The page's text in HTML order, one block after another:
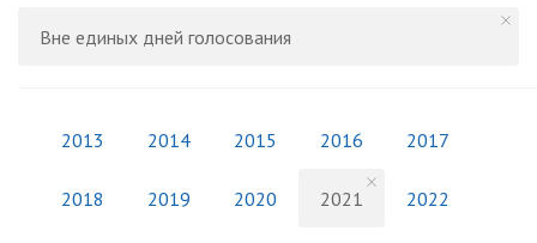
Вне единых дней голосования
2013 2014 2015 2016 2017
2018 2019 2020 2021 2022